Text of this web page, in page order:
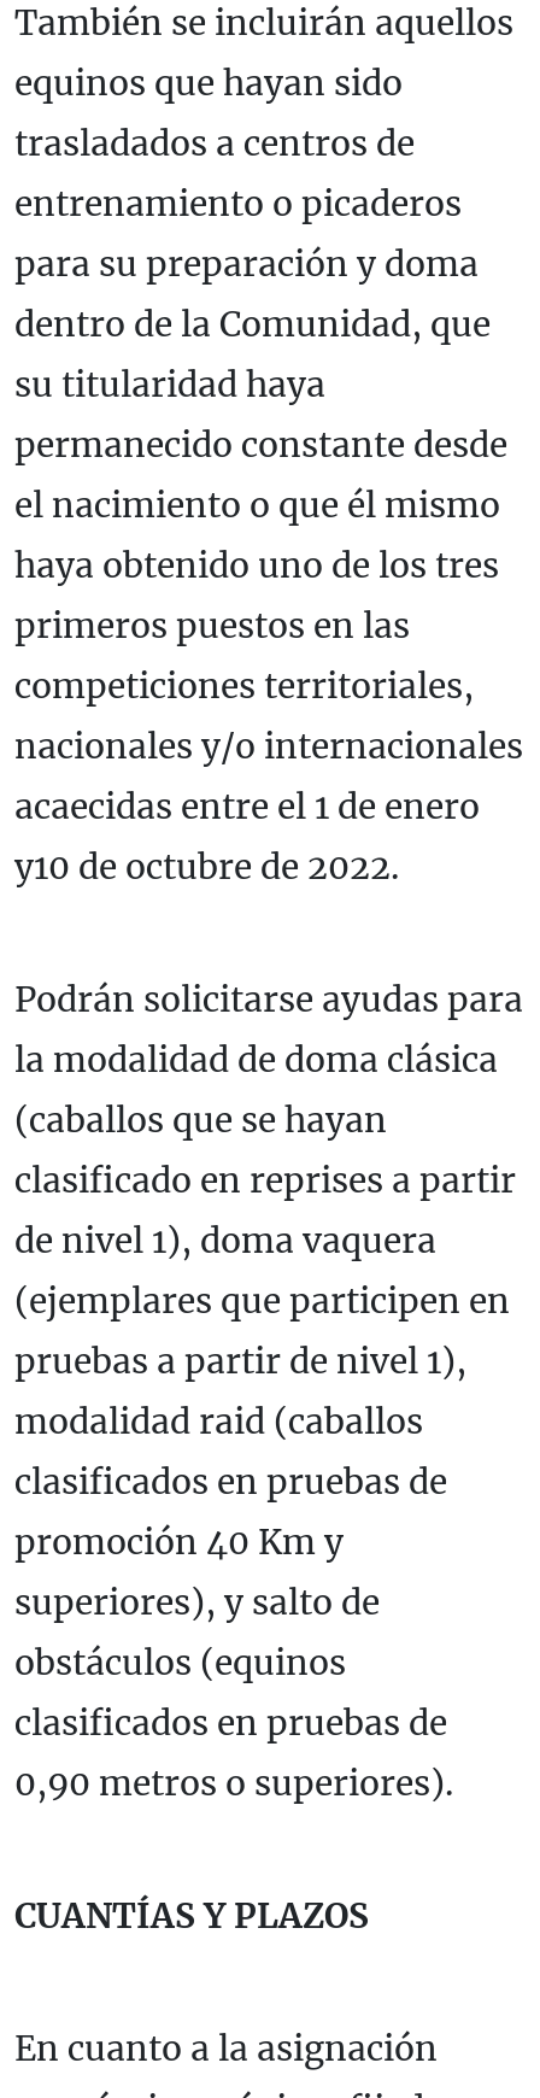
También se incluirán aquellos
equinos que hayan sido
trasladados a centros de
entrenamiento o picaderos
para su preparación y doma
dentro de la Comunidad, que
su titularidad haya
permanecido constante desde
el nacimiento o que él mismo
haya obtenido uno de los tres
primeros puestos en las
competiciones territoriales,
nacionales y/o internacionales
acaecidas entre el 1 de enero
y10 de octubre de 2022.
Podrán solicitarse ayudas para
la modalidad de doma clásica
(caballos que se hayan
clasificado en reprises a partir
de nivel 1), doma vaquera
(ejemplares que participen en
pruebas a partir de nivel 1),
modalidad raid (caballos
clasificados en pruebas de
promoción 40 Km y
superiores), y salto de
obstáculos (equinos
clasificados en pruebas de
0,90 metros o superiores).
CUANTÍAS Y PLAZOS
En cuanto a la asignación